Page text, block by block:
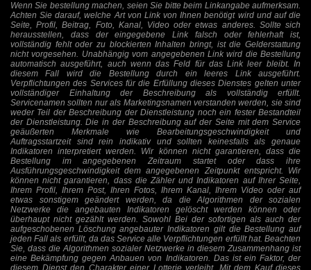
Wenn Sie bestellung machen, seien Sie bitte beim Linkangabe aufmerksam.
Achten Sie darauf, welche Art von Link von Ihnen benötigt wird und auf die
Seite, Profil, Beitrag, Foto, Kanal, Video oder etwas anderes. Sollte sich
herausstellen, dass der eingegebene Link falsch oder fehlerhaft ist,
vollständig fehlt oder zu blockierten Inhalten bringt, ist die Gelderstattung
nicht vorgesehen. Unabhängig vom angegebenen Link wird die Bestellung
automatisch ausgeführt, auch wenn das Feld für das Link leer bleibt. In
diesem Fall wird die Bestellung durch ein leeres Link ausgeführt.
Verpflichtungen des Services für die Erfüllung dieses Dienstes gelten unter
vollständiger Einhaltung der Beschreibung als vollständig erfüllt.
Servicenamen sollten nur als Marketingsnamen verstanden werden, sie sind
weder Teil der Beschreibung der Dienstleistung noch ein fester Bestandteil
der Dienstleistung. Die in der Beschreibung auf der Seite mit dem Service
geäußerten Merkmale wie Bearbeitungsgeschwindigkeit und
Auftragsstartzeit sind rein indikativ und sollten keinesfalls als genaue
Indikatoren interpretiert werden. Wir können nicht garantieren, dass die
Bestellung im angegebenen Zeitraum startet oder dass ihre
Ausführungsgeschwindigkeit dem angegebenen Zeitpunkt entspricht. Wir
können nicht garantieren, dass die Zähler und Indikatoren auf Ihrer Seite,
Ihrem Profil, Ihrem Post, Ihren Fotos, Ihrem Kanal, Ihrem Video oder auf
etwas sonstigem geändert werden, da die Algorithmen der sozialen
Netzwerke die angebauten Indikatoren gelöscht werden können oder
überhaupt nicht gezählt werden. Sowohl Bei der sofortigen als auch der
aufgeschobenen Löschung angebauter Indikatoren gilt die Bestellung auf
jeden Fall als erfüllt, da das Service alle Verpflichtungen erfüllt hat. Beachten
Sie, dass die Algorithmen sozialer Netzwerke in diesem Zusammenhang ist
eine Bekämpfung gegen Anbauen von Indikatoren. Das ist ein Faktor, der
diesem Dienst den Charakter einer Lotterie verleiht. Mit dem Kauf dieses